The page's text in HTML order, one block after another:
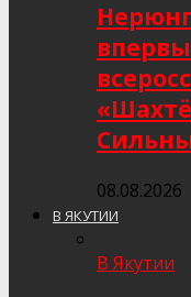
08.08.2026
В ЯКУТИИ
В Якутии